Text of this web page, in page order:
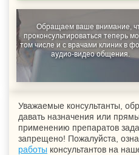
Обращаем ваше внимание,
проконсультироваться теперь
том числе и с врачами клиник в
аудио-видео общения.
Уважаемые консультанты,
давать назначения или
применению препаратов
запрещено! Пожалуйста,
работы консультантов на